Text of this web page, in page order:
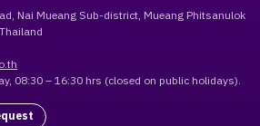
Nai Mueang Sub-district, Mueang Phitsanulok
08:30 – 16:30 hrs (closed on public holidays).